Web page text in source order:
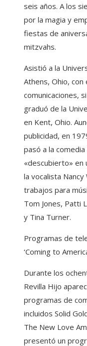
seis años. A los
por la magia y
fiestas de
mitzvahs.
Asistió a la
Athens, Ohio, con
comunicaciones,
graduó de la
en Kent, Ohio.
publicidad, en
pasó a la
«descubierto» en
la vocalista Nancy
trabajos para
Tom Jones, Patti
y Tina Turner.
Programas de
‘Coming to
Durante los
Revilla Hijo
programas de
incluidos Solid
The New Love
presentó un